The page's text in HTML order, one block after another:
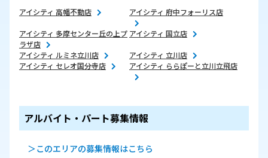
アイシティ 高幡不動店 アイシティ 府中フォーリス店
アイシティ 多摩センター丘の上プ
ラザ店
アイシティ 国立店
アイシティ ルミネ立川店
アイシティ 立川店
アイシティ セレオ国分寺店
アイシティ ららぽーと立川立飛店
アルバイト・パート募集情報
＞このエリアの募集情報はこちら